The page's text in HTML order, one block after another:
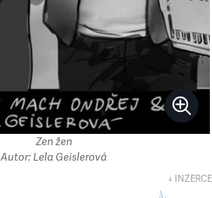
Zen žen
Autor: Lela Geislerová
↓ INZERCE